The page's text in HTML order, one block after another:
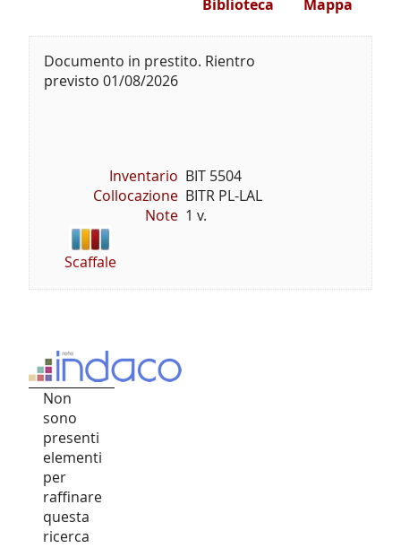
Mappa
Biblioteca
Documento in prestito. Rientro
previsto 01/08/2026
Inventario BIT 5504
Collocazione BITR PL-LAL
Note 1 v.
Scaffale
Non
sono
presenti
elementi
per
raffinare
questa
ricerca